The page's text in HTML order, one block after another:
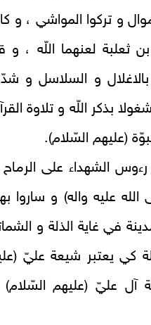
و تركوا المواشي ، و
لعنهما اللّه ، و
و السلاسل و
بذكر اللّه و تلاوة
(عليهم السّلام).
الشهداء على
عليه واله) و ساروا
في غاية الذلة و
كي يعتبر شيعة عليّ
آل عليّ (عليهم